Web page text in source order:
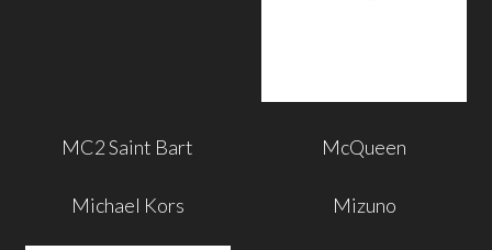
MC2 Saint Bart McQueen
Michael Kors Mizuno